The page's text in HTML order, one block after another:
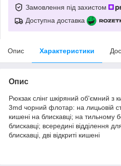
Замовлення під захистом
Доступна доставка
Опис Характеристики
Опис
Рюкзак слінг шкіряний об'ємний з
3md чорний флотар: на лицьовій
кишені на блискавці; на тильному
блискавці; всередині відділення
блискавці, дві відкриті кишені